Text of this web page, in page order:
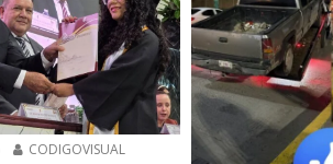
CODIGOVISUAL